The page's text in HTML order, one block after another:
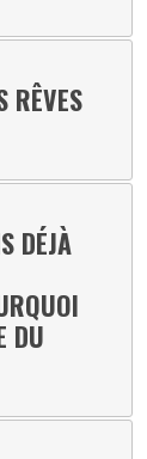
RÊVES
DÉJÀ
DU